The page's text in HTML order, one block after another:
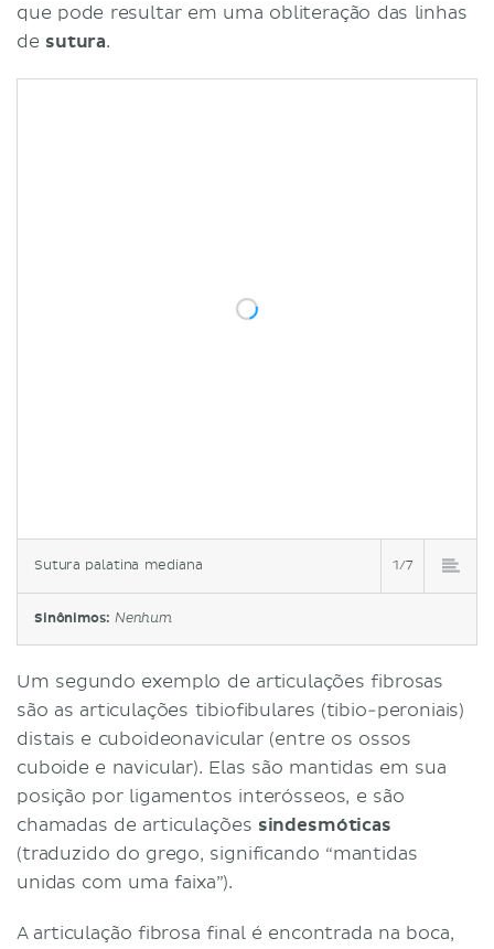
que pode resultar em uma obliteração das linhas
de sutura.
Sutura palatina mediana 1/7
Sinônimos: Nenhum
Um segundo exemplo de articulações fibrosas
são as articulações tibiofibulares (tibio-peroniais)
distais e cuboideonavicular (entre os ossos
cuboide e navicular). Elas são mantidas em sua
posição por ligamentos interósseos, e são
chamadas de articulações sindesmóticas
(traduzido do grego, significando “mantidas
unidas com uma faixa”).
A articulação fibrosa final é encontrada na boca,